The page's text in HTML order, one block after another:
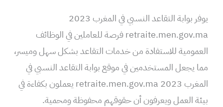
يوفر بوابة التقاعد النسبي في المغرب 2023
retraite.men.gov.ma فرصة للعاملين في الوظائف
العمومية للاستفادة من خدمات التقاعد بشكل سهل وميسر،
مما يجعل المستخدمين في موقع بوابة التقاعد النسبي في
المغرب 2023 retraite.men.gov.ma يعملون بكفاءة في
بيئة العمل ويعرفون أن حقوقهم محفوظة ومحمية.